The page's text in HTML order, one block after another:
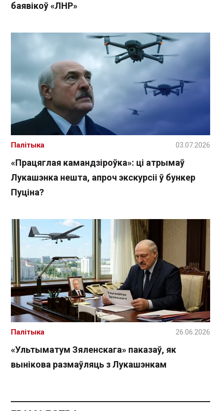
баявікоў «ЛНР»
«Працяглая камандзіроўка»: ці атрымаў
Лукашэнка нешта, апроч экскурсіі ў бункер
Пуціна?
Палітыка 03.07.2026
«Ультыматум Зяленскага» паказаў, як
вынікова размаўляць з Лукашэнкам
Палітыка 26.06.2026